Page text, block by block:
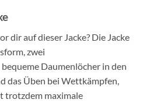
44,95
53,95
dir auf dieser Jacke? Die Jacke
zwei
Daumenlöcher in den
das Üben bei Wettkämpfen,
trotzdem maximale